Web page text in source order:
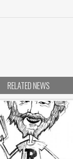
RELATED NEWS